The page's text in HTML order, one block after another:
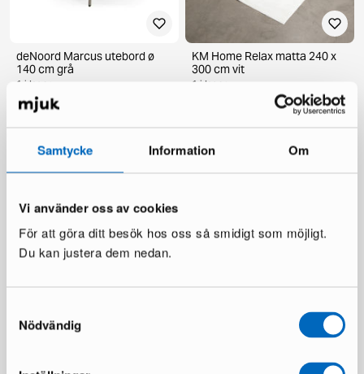
Samtycke Information Om
Vi använder oss av cookies
För att göra ditt besök hos oss så smidigt som möjligt.
Du kan justera dem nedan.
Nödvändig
deNoord Marcus utebord ø
140 cm grå
1 i lager ·
199 € 336 €
KM Home Relax matta 240 x
300 cm vit
1 i lager ·
mörkbrun skinn